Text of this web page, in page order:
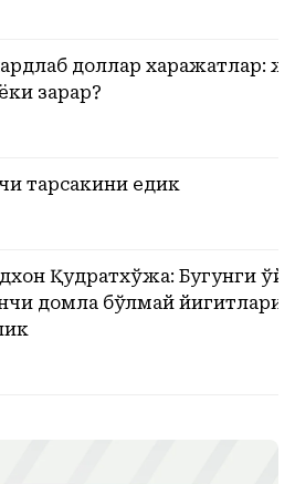
доллар харажатлар:
зарар?
тарсакини едик
Қудратхўжа: Бугунги
домла бўлмай